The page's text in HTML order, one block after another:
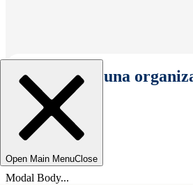
Seleccionar una
Open Main MenuClose
Modal Body...